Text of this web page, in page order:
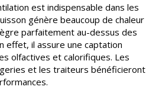
est indispensable dans les
génère beaucoup de chaleur
parfaitement au-dessus des
effet, il assure une captation
olfactives et calorifiques. Les
et les traiteurs bénéficieront